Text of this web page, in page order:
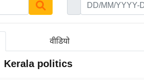
वीडियो
Kerala politics